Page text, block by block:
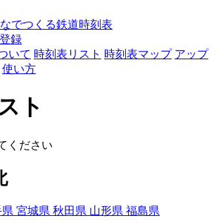
でつくる鉄道時刻表
録
いて 時刻表リスト 時刻表マップ アップ
使い方
ト
ください
宮城県 秋田県 山形県 福島県